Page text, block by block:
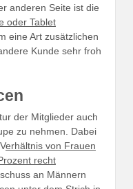
anderen Seite ist die
oder Tablet
eine Art zusätzlichen
Kunde sehr froh
der Mitglieder auch
zu nehmen. Dabei
erhältnis von Frauen
recht
an Männern